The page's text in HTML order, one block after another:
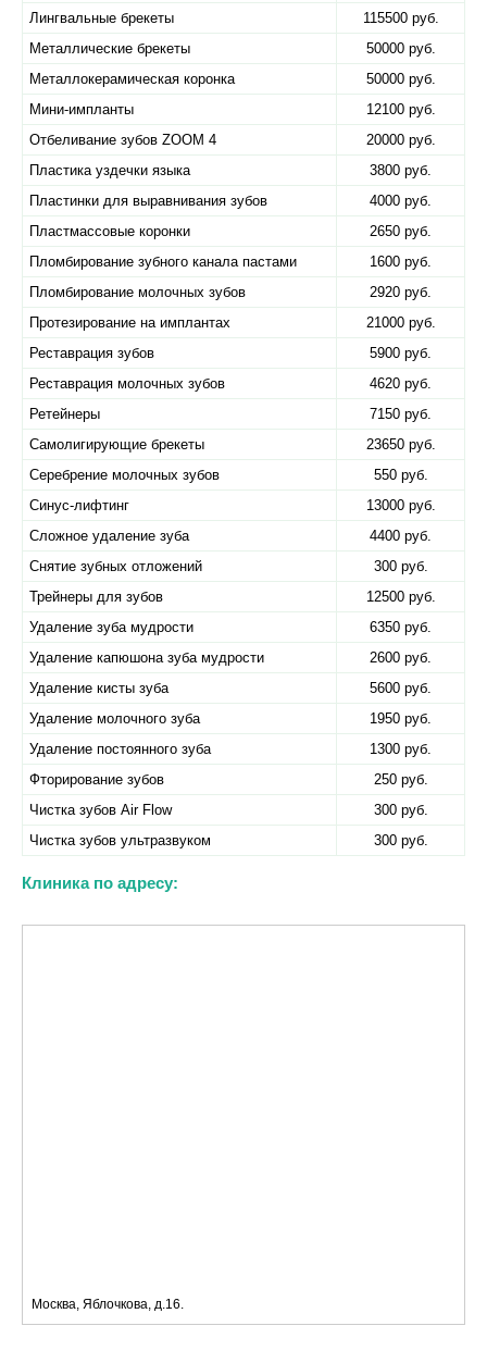
Лингвальные брекеты
115500 руб.
Металлические брекеты
50000 руб.
Металлокерамическая коронка
50000 руб.
Мини-импланты
12100 руб.
Отбеливание зубов ZOOM 4
20000 руб.
Пластика уздечки языка
3800 руб.
Пластинки для выравнивания зубов
4000 руб.
Пластмассовые коронки
2650 руб.
Пломбирование зубного канала пастами
1600 руб.
Пломбирование молочных зубов
2920 руб.
Протезирование на имплантах
21000 руб.
Реставрация зубов
5900 руб.
Реставрация молочных зубов
4620 руб.
Ретейнеры
7150 руб.
Самолигирующие брекеты
23650 руб.
Серебрение молочных зубов
550 руб.
Синус-лифтинг
13000 руб.
Сложное удаление зуба
4400 руб.
Снятие зубных отложений
300 руб.
Трейнеры для зубов
12500 руб.
Удаление зуба мудрости
6350 руб.
Удаление капюшона зуба мудрости
2600 руб.
Удаление кисты зуба
5600 руб.
Удаление молочного зуба
1950 руб.
Удаление постоянного зуба
1300 руб.
Фторирование зубов
250 руб.
Чистка зубов Air Flow
300 руб.
Чистка зубов ультразвуком
300 руб.
Клиника по адресу:
Москва, Яблочкова, д.16.